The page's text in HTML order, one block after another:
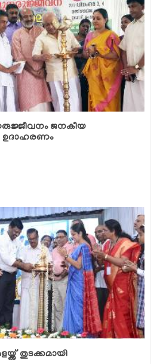
ജനകീയ
ഉദാഹരണം
തുടക്കമായി